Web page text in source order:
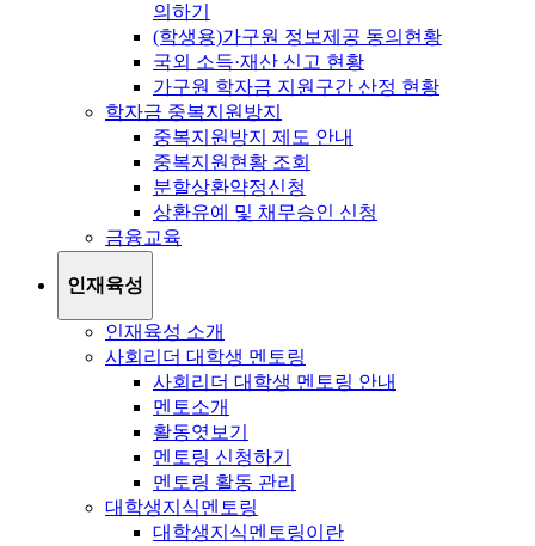
의하기
(학생용)가구원 정보제공 동의현황
국외 소득·재산 신고 현황
가구원 학자금 지원구간 산정 현황
학자금 중복지원방지
중복지원방지 제도 안내
중복지원현황 조회
분할상환약정신청
상환유예 및 채무승인 신청
금융교육
인재육성
인재육성 소개
사회리더 대학생 멘토링
사회리더 대학생 멘토링 안내
멘토소개
활동엿보기
멘토링 신청하기
멘토링 활동 관리
대학생지식멘토링
대학생지식멘토링이란